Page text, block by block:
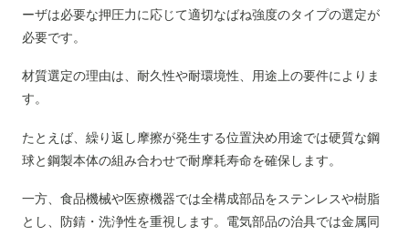
ーザは必要な押圧力に応じて適切なばね強度のタイプの選定が
必要です。
材質選定の理由は、耐久性や耐環境性、用途上の要件によりま
す。
たとえば、繰り返し摩擦が発生する位置決め用途では硬質な鋼
球と鋼製本体の組み合わせで耐摩耗寿命を確保します。
一方、食品機械や医療機器では全構成部品をステンレスや樹脂
とし、防錆・洗浄性を重視します。電気部品の治具では金属同